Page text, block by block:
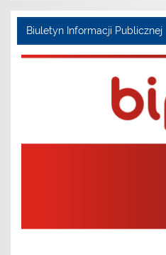
Biuletyn Informacji Publicznej